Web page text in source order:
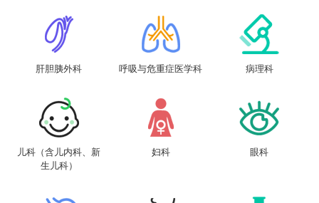
肝胆胰外科 呼吸与危重症医学科 病理科
儿科（含儿内科、新
生儿科）
妇科 眼科